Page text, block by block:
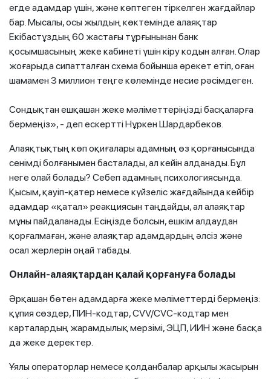
егде адамдар үшін, және көптеген тіркелген жағдайлар
бар. Мысалы, осы жылдың көктемінде алаяқтар
Екібастұздың 60 жастағы тұрғынынан банк
қосымшасының жеке кабинеті үшін кіру кодын алған. Олар
жоғарыда сипатталған схема бойынша әрекет етіп, оған
шамамен 3 миллион теңге көлемінде несие рәсімдеген.
Сондықтан ешқашан жеке мәліметтеріңізді басқаларға
бермеңіз», - деп ескертті Нұркен Шардарбеков.
Алаяқтықтың көп оқиғалары адамның өз қорғанысында
сенімді болғанымен басталады, ал кейін алданады. Бұл
неге олай болады? Себеп адамның психологиясында.
Қысым, қауіп-қатер немесе күйзеліс жағдайында кейбір
адамдар «қатал» реакциясын таңдайды, ал алаяқтар
мұны пайдаланады. Есіңізде болсын, ешкім алдаудан
қорғалмаған, және алаяқтар адамдардың әлсіз және
осал жерлерін оңай табады.
Онлайн-алаяқтардан қалай қорғануға болады
Әрқашан бөтен адамдарға жеке мәліметтерді бермеңіз:
құпия сөздер, ПИН-кодтар, CVV/CVC-кодтар мен
карталардың жарамдылық мерзімі, ЭЦП, ИИН және басқа
да жеке деректер.
Ұялы операторлар немесе қолданбалар арқылы жасырын